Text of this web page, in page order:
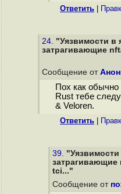
Ответить
24. "Уязвимости в
затрагивающие
Сообщение от
Пох как обычно
Rust тебе
& Veloren.
Ответить
39.
tci..."
Сообщение от